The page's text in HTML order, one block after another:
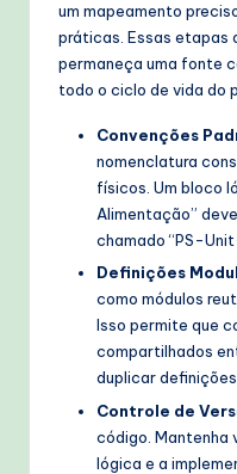
um mapeamento
práticas. Essas etapas
permaneça uma fonte
todo o ciclo de vida do
Convenções
nomenclatura
físicos. Um bloco
Alimentação”
chamado “PS-
Definições
como módulos
Isso permite que
compartilhados
duplicar
Controle de
código. Mantenha
lógica e a